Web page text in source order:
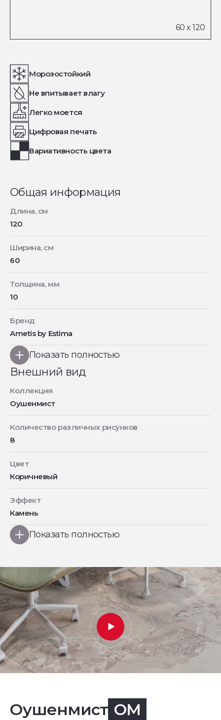
Морозостойкий
Не впитывает влагу
Легко моется
Цифровая печать
Вариативность цвета
Общая информация
Длина, см
120
Ширина, см
60
Толщина, мм
10
Бренд
Ametis by Estima
Показать полностью
Внешний вид
Коллекция
Оушенмист
Количество различных рисунков
8
Цвет
Коричневый
Эффект
Камень
Показать полностью
Оушенмист OM